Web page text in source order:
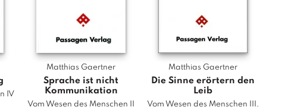
h
k
i
IV
Matthias Gaertner
Sprache ist nicht
Kommunikation
Vom Wesen des Menschen II
Matthias Gaertner
Die Sinne erörtern den
Leib
Vom Wesen des Menschen III.